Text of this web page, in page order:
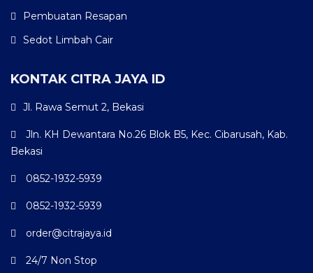
Pembuatan Resapan
Sedot Limbah Cair
KONTAK CITRA JAYA ID
Jl. Rawa Semut 2, Bekasi
Jln. KH Dewantara No.26 Blok B5, Kec. Cibarusah, Kab.
Bekasi
0852-1932-5939
0852-1932-5939
order@citrajaya.id
24/7 Non Stop